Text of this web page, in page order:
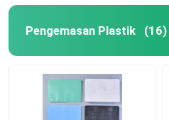
Pengemasan Plastik (16)